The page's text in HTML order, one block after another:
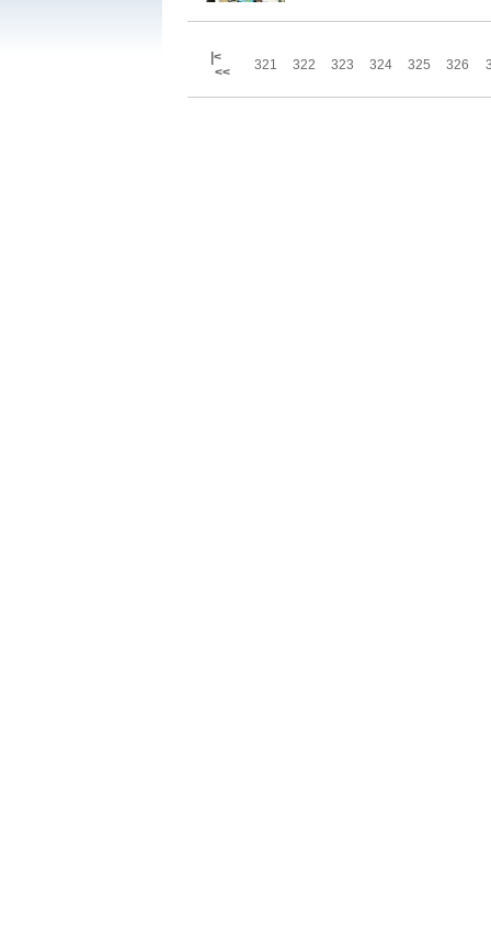
|<
<<
321 322 323 324 325 326